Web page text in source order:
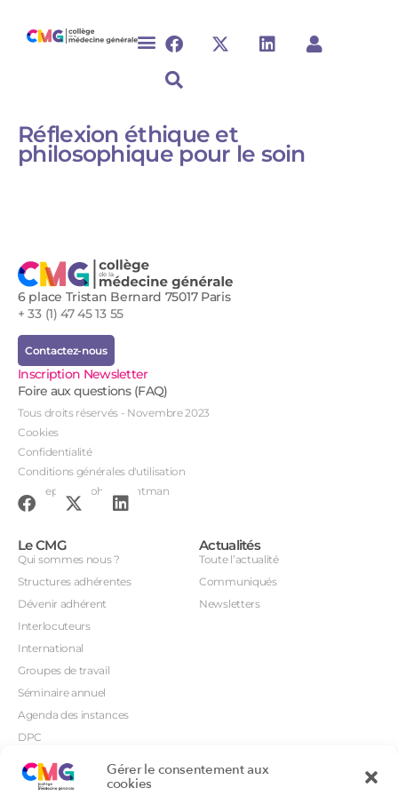
Gérer le consentement aux
cookies
Réflexion éthique et
philosophique pour le soin
6 place Tristan Bernard 75017 Paris
+ 33 (1) 47 45 13 55
Contactez-nous
Inscription Newsletter
Foire aux questions (FAQ)
Tous droits réservés - Novembre 2023
Cookies
Confidentialité
Conditions générales d'utilisation
Conception : John Brightman
Le CMG
Qui sommes nous ?
Structures adhérentes
Dévenir adhérent
Interlocuteurs
International
Groupes de travail
Séminaire annuel
Agenda des instances
DPC
Orientations prioritaires
Actualités
Toute l’actualité
Communiqués
Newsletters